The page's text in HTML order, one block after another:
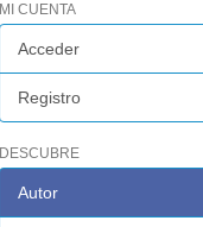
MI CUENTA
Acceder
Registro
DESCUBRE
Autor